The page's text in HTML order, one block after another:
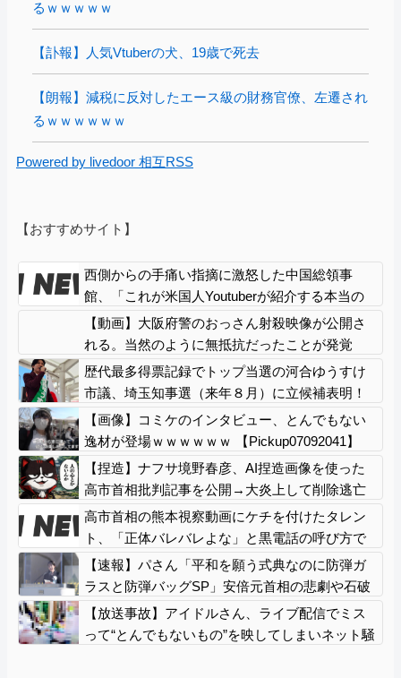
るｗｗｗｗｗ
【訃報】人気Vtuberの犬、19歳で死去
【朗報】減税に反対したエース級の財務官僚、左遷され
るｗｗｗｗｗｗ
Powered by livedoor 相互RSS
【おすすめサイト】
西側からの手痛い指摘に激怒した中国総領事
館、「これが米国人Youtuberが紹介する本当の
中国だ」と動画を公開するも……
【動画】大阪府警のおっさん射殺映像が公開さ
れる。当然のように無抵抗だったことが発覚
歴代最多得票記録でトップ当選の河合ゆうすけ
市議、埼玉知事選（来年８月）に立候補表明！
「埼玉県の外国人問題を解決するには、知事選
で保守の政治家が立ち上がるしかない」保守一
本化を訴え
【画像】コミケのインタビュー、とんでもない
逸材が登場ｗｗｗｗｗｗ 【Pickup07092041】
【捏造】ナフサ境野春彦、AI捏造画像を使った
高市首相批判記事を公開→大炎上して削除逃亡
高市首相の熊本視察動画にケチを付けたタレン
ト、「正体バレバレよな」と黒電話の呼び方で
あっさりと……
【速報】パさん「平和を願う式典なのに防弾ガ
ラスと防弾バッグSP」安倍元首相の悲劇や石破
前首相も同環境だったことは忘れる
【放送事故】アイドルさん、ライブ配信でミス
って“とんでもないもの”を映してしまいネット騒